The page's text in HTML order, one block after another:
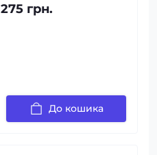
275 грн.
До кошика